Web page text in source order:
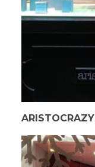
ARISTOCRAZY